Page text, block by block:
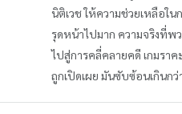
นิติเวช ให้ความช่วยเหลือใ
รุดหน้าไปมาก ความจริงที่พ
ไปสู่การคลี่คลายคดี เกมรา
ถูกเปิดเผย มันซับซ้อนเกินก